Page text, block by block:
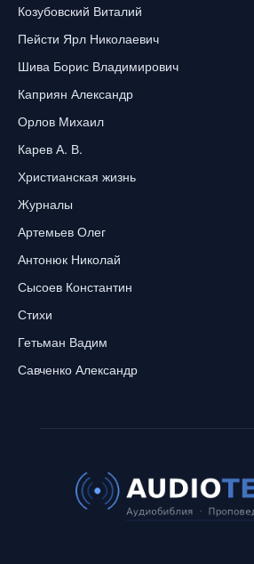
Козубовский Виталий
Пейсти Ярл Николаевич
Шива Борис Владимирович
Каприян Александр
Орлов Михаил
Карев А. В.
Христианская жизнь
Журналы
Артемьев Олег
Антонюк Николай
Сысоев Константин
Стихи
Гетьман Вадим
Савченко Александр